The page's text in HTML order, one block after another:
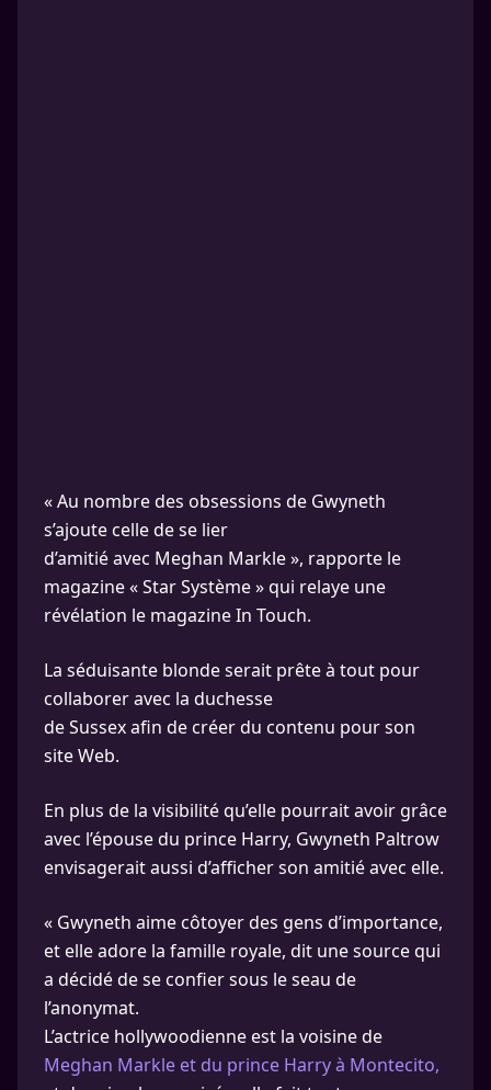
« Au nombre des obsessions de Gwyneth
s’ajoute celle de se lier
d’amitié avec Meghan Markle », rapporte le
magazine « Star Système » qui relaye une
révélation le magazine In Touch.
La séduisante blonde serait prête à tout pour
collaborer avec la duchesse
de Sussex afin de créer du contenu pour son
site Web.
En plus de la visibilité qu’elle pourrait avoir grâce
avec l’épouse du prince Harry, Gwyneth Paltrow
envisagerait aussi d’afficher son amitié avec elle.
« Gwyneth aime côtoyer des gens d’importance,
et elle adore la famille royale, dit une source qui
a décidé de se confier sous le seau de
l’anonymat.
L’actrice hollywoodienne est la voisine de
Meghan Markle et du prince Harry à Montecito,